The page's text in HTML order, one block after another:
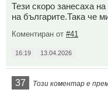
Тези скоро занесаха
на българите.Така че
Коментиран от #41
16:19 13.04.2026
37 Този коментар е